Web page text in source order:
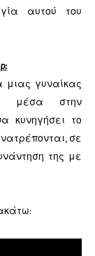
αυτού του
μιας γυναίκας
μέσα στην
κυνηγήσει το
σε
της με